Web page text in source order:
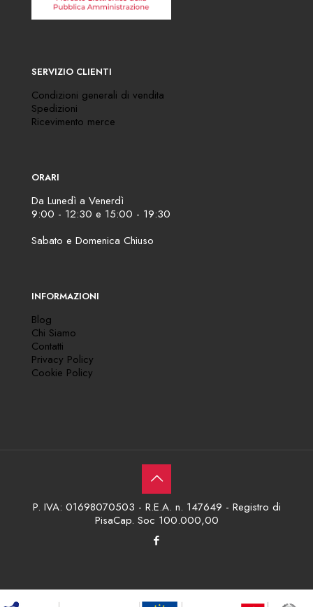
SERVIZIO CLIENTI
Condizioni generali di vendita
Spedizioni
Ricevimento merce
ORARI
Da Lunedì a Venerdì
9:00 - 12:30 e 15:00 - 19:30
Sabato e Domenica Chiuso
INFORMAZIONI
Blog
Chi Siamo
Contatti
Privacy Policy
Cookie Policy
P. IVA: 01698070503 - R.E.A. n. 147649 - Registro di
PisaCap. Soc 100.000,00